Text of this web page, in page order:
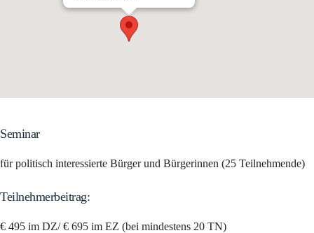
Seminar
für politisch interessierte Bürger und Bürgerinnen (25 Teilnehmende)
Teilnehmerbeitrag:
€ 495 im DZ/ € 695 im EZ (bei mindestens 20 TN)